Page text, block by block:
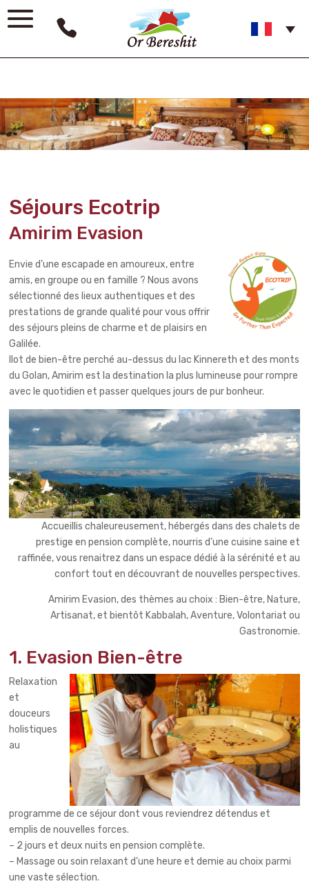
Séjours Ecotrip
Amirim Evasion
Envie d’une escapade en amoureux, entre
amis, en groupe ou en famille ? Nous avons
sélectionné des lieux authentiques et des
prestations de grande qualité pour vous offrir
des séjours pleins de charme et de plaisirs en
Galilée.
Ilot de bien-être perché au-dessus du lac Kinnereth et des monts
du Golan, Amirim est la destination la plus lumineuse pour rompre
avec le quotidien et passer quelques jours de pur bonheur.
Accueillis chaleureusement, hébergés dans des chalets de
prestige en pension complète, nourris d’une cuisine saine et
raffinée, vous renaitrez dans un espace dédié à la sérénité et au
confort tout en découvrant de nouvelles perspectives.
Amirim Evasion, des thèmes au choix : Bien-être, Nature,
Artisanat, et bientôt Kabbalah, Aventure, Volontariat ou
Gastronomie.
1. Evasion Bien-être
Relaxation
et
douceurs
holistiques
au
programme de ce séjour dont vous reviendrez détendus et
emplis de nouvelles forces.
– 2 jours et deux nuits en pension complète.
– Massage ou soin relaxant d’une heure et demie au choix parmi
une vaste sélection.